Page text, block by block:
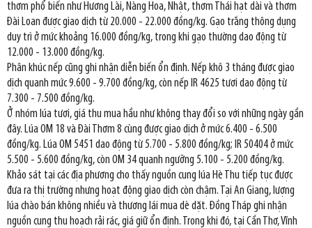
thơm phổ biến như Hương Lài, Nàng Hoa, Nhật, thơm Thái hạt dài và thơm
Đài Loan được giao dịch từ 20.000 - 22.000 đồng/kg. Gạo trắng thông dụng
duy trì ở mức khoảng 16.000 đồng/kg, trong khi gạo thường dao động từ
12.000 - 13.000 đồng/kg.
Phân khúc nếp cũng ghi nhận diễn biến ổn định. Nếp khô 3 tháng được giao
dịch quanh mức 9.600 - 9.700 đồng/kg, còn nếp IR 4625 tươi dao động từ
7.300 - 7.500 đồng/kg.
Ở nhóm lúa tươi, giá thu mua hầu như không thay đổi so với những ngày gần
đây. Lúa OM 18 và Đài Thơm 8 cùng được giao dịch ở mức 6.400 - 6.500
đồng/kg. Lúa OM 5451 dao động từ 5.700 - 5.800 đồng/kg; IR 50404 ở mức
5.500 - 5.600 đồng/kg, còn OM 34 quanh ngưỡng 5.100 - 5.200 đồng/kg.
Khảo sát tại các địa phương cho thấy nguồn cung lúa Hè Thu tiếp tục được
đưa ra thị trường nhưng hoạt động giao dịch còn chậm. Tại An Giang, lượng
lúa chào bán không nhiều và thương lái mua dè dặt. Đồng Tháp ghi nhận
nguồn cung thu hoạch rải rác, giá giữ ổn định. Trong khi đó, tại Cần Thơ, Vĩnh